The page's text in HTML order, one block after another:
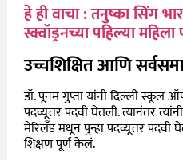
हे ही वाचा : तनुष्का सिंग
स्क्वॉड्रनच्या पहिल्या
उच्चशिक्षित आणि
डॉ. पूनम गुप्ता यांनी दिल्ली स्कूल
पदव्यूत्तर पदवी घेतली. त्यानंतर
मेरिलँड मधून पुन्हा पदव्यूत्तर पदवी
शिक्षण पूर्ण केलं.